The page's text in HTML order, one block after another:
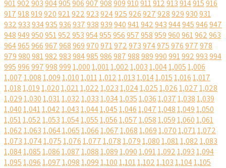
901902903904905906907908909910911912913914915916
917918919920921922923924925926927928929930931
932933934935936937938939940941942943944945946947
948949950951952953954955956957958959960961962963
964965966967968969970971972973974975976977978
979980981982983984985986987988989990991992993994
9959969979989991,0001,0011,0021,0031,0041,0051,006
1,0071,0081,0091,0101,0111,0121,0131,0141,0151,0161,017
1,0181,0191,0201,0211,0221,0231,0241,0251,0261,0271,028
1,0291,0301,0311,0321,0331,0341,0351,0361,0371,0381,039
1,0401,0411,0421,0431,0441,0451,0461,0471,0481,0491,050
1,0511,0521,0531,0541,0551,0561,0571,0581,0591,0601,061
1,0621,0631,0641,0651,0661,0671,0681,0691,0701,0711,072
1,0731,0741,0751,0761,0771,0781,0791,0801,0811,0821,083
1,0841,0851,0861,0871,0881,0891,0901,0911,0921,0931,094
1,0951,0961,0971,0981,0991,1001,1011,1021,1031,1041,105